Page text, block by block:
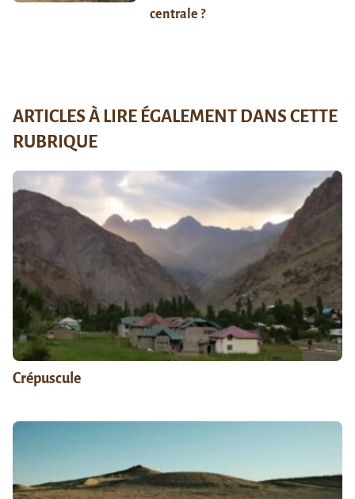
centrale ?
ARTICLES À LIRE ÉGALEMENT DANS CETTE
RUBRIQUE
Crépuscule